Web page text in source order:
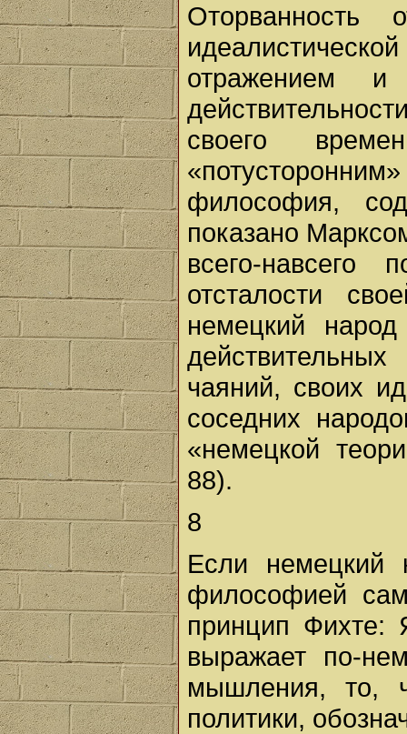
отражением и
своего
философия,
показано
всего-
отсталости
немецкий
чаяний, своих
соседних
«немецкой
88).
8
Если немецкий
философией
принцип Фихте:
выражает по-
мышления, то,
политики,